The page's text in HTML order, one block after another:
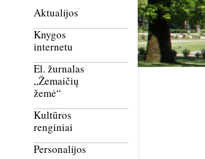
Aktualijos
Knygos
internetu
El. žurnalas
„Žemaičių
žemė“
Kultūros
renginiai
Personalijos